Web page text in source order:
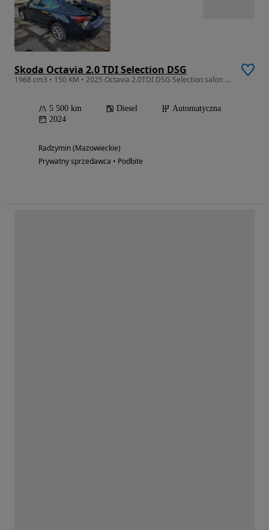
Skoda Octavia 2.0 TDI Selection DSG
1968 cm3 • 150 KM • 2025 Octavia 2.0TDI DSG Selection salon POLSKA
5 500 km Diesel
Automatyczna
2024
Radzymin (Mazowieckie)
Prywatny sprzedawca • Podbite